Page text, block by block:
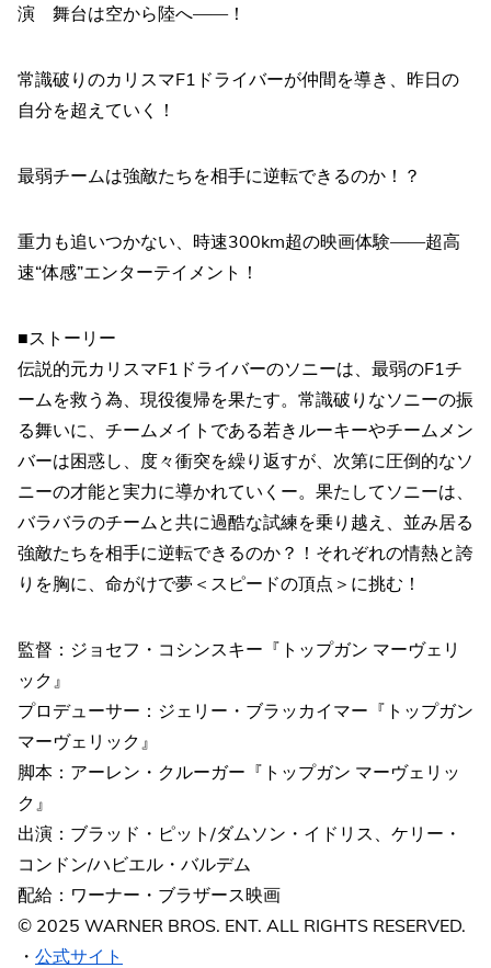
演 舞台は空から陸へ——！
常識破りのカリスマF1ドライバーが仲間を導き、昨日の
自分を超えていく！
最弱チームは強敵たちを相手に逆転できるのか！？
重力も追いつかない、時速300km超の映画体験——超高
速“体感”エンターテイメント！
■ストーリー
伝説的元カリスマF1ドライバーのソニーは、最弱のF1チ
ームを救う為、現役復帰を果たす。常識破りなソニーの振
る舞いに、チームメイトである若きルーキーやチームメン
バーは困惑し、度々衝突を繰り返すが、次第に圧倒的なソ
ニーの才能と実力に導かれていくー。果たしてソニーは、
バラバラのチームと共に過酷な試練を乗り越え、並み居る
強敵たちを相手に逆転できるのか？！それぞれの情熱と誇
りを胸に、命がけで夢＜スピードの頂点＞に挑む！
監督：ジョセフ・コシンスキー『トップガン マーヴェリ
ック』
プロデューサー：ジェリー・ブラッカイマー『トップガン
マーヴェリック』
脚本：アーレン・クルーガー『トップガン マーヴェリッ
ク』
出演：ブラッド・ピット/ダムソン・イドリス、ケリー・
コンドン/ハビエル・バルデム
配給：ワーナー・ブラザース映画
© 2025 WARNER BROS. ENT. ALL RIGHTS RESERVED.
・ 公式サイト